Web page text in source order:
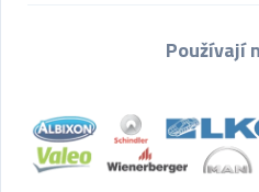
Používají